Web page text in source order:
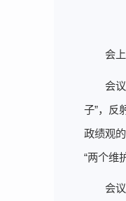
会
会
子”，反
政绩观
“两个维护
会